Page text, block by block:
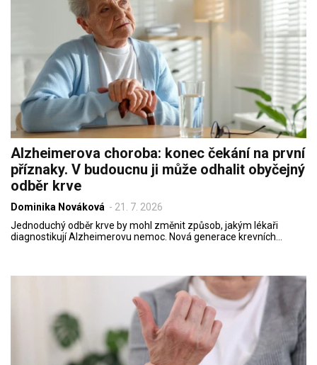
Alzheimerova choroba: konec čekání na první
příznaky. V budoucnu ji může odhalit obyčejný
odběr krve
Dominika Nováková - 21. 7. 2026
Jednoduchý odběr krve by mohl změnit způsob, jakým lékaři
diagnostikují Alzheimerovu nemoc. Nová generace krevních…